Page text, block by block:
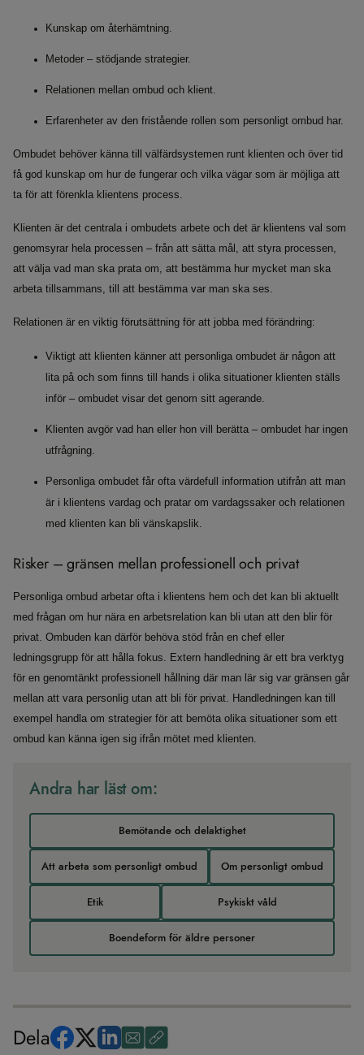
Kunskap om återhämtning.
Metoder – stödjande strategier.
Relationen mellan ombud och klient.
Erfarenheter av den fristående rollen som personligt ombud har.
Ombudet behöver känna till välfärdsystemen runt klienten och över tid
få god kunskap om hur de fungerar och vilka vägar som är möjliga att
ta för att förenkla klientens process.
Klienten är det centrala i ombudets arbete och det är klientens val som
genomsyrar hela processen – från att sätta mål, att styra processen,
att välja vad man ska prata om, att bestämma hur mycket man ska
arbeta tillsammans, till att bestämma var man ska ses.
Relationen är en viktig förutsättning för att jobba med förändring:
Viktigt att klienten känner att personliga ombudet är någon att
lita på och som finns till hands i olika situationer klienten ställs
inför – ombudet visar det genom sitt agerande.
Klienten avgör vad han eller hon vill berätta – ombudet har ingen
utfrågning.
Personliga ombudet får ofta värdefull information utifrån att man
är i klientens vardag och pratar om vardagssaker och relationen
med klienten kan bli vänskapslik.
Risker – gränsen mellan professionell och privat
Personliga ombud arbetar ofta i klientens hem och det kan bli aktuellt
med frågan om hur nära en arbetsrelation kan bli utan att den blir för
privat. Ombuden kan därför behöva stöd från en chef eller
ledningsgrupp för att hålla fokus. Extern handledning är ett bra verktyg
för en genomtänkt professionell hållning där man lär sig var gränsen går
mellan att vara personlig utan att bli för privat. Handledningen kan till
exempel handla om strategier för att bemöta olika situationer som ett
ombud kan känna igen sig ifrån mötet med klienten.
Andra har läst om:
Bemötande och delaktighet
Att arbeta som personligt ombud Om personligt ombud
Etik Psykiskt våld
Boendeform för äldre personer
Dela